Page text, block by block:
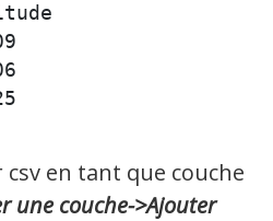
csv en tant que couche
une couche->Ajouter